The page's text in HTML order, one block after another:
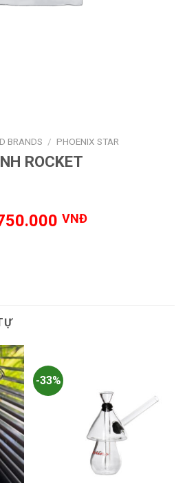
BRANDS / PHOENIX STAR
ROCKET
VNĐGiá
-33%